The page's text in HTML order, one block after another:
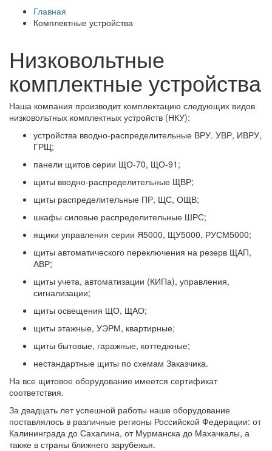
Главная
Комплектные устройства
Низковольтные
комплектные устройства
Наша компания производит комплектацию следующих видов
низковольтных комплектных устройств (НКУ):
устройства вводно-распределительные ВРУ. УВР, ИВРУ,
ГРЩ;
панели щитов серии ЩО-70, ЩО-91;
щиты вводно-распределительные ЩВР;
щиты распределительные ПР, ЩС, ОЩВ;
шкафы силовые распределительные ШРС;
ящики управления серии Я5000, ЩУ5000, РУСМ5000;
щиты автоматического переключения на резерв ЩАП,
АВР;
щиты учета, автоматизации (КИПа), управления,
сигнализации;
щиты освещения ЩО, ЩАО;
щиты этажные, УЭРМ, квартирные;
щиты бытовые, гаражные, коттеджные;
нестандартные щиты по схемам Заказчика.
На все щитовое оборудование имеется сертификат
соответствия.
За двадцать лет успешной работы наше оборудование
поставлялось в различные регионы Российской Федерации: от
Калининграда до Сахалина, от Мурманска до Махачкалы, а
также в страны ближнего зарубежья.